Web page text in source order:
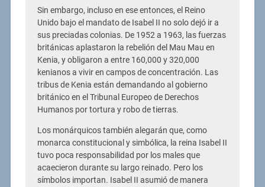
Sin embargo, incluso en ese entonces, el Reino
Unido bajo el mandato de Isabel II no solo dejó ir a
sus preciadas colonias. De 1952 a 1963, las fuerzas
británicas aplastaron la rebelión del Mau Mau en
Kenia, y obligaron a entre 160,000 y 320,000
kenianos a vivir en campos de concentración. Las
tribus de Kenia están demandando al gobierno
británico en el Tribunal Europeo de Derechos
Humanos por tortura y robo de tierras.
Los monárquicos también alegarán que, como
monarca constitucional y simbólica, la reina Isabel II
tuvo poca responsabilidad por los males que
acaecieron durante su largo reinado. Pero los
símbolos importan. Isabel II asumió de manera